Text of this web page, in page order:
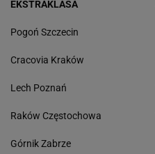
EKSTRAKLASA
Pogoń Szczecin
Cracovia Kraków
Lech Poznań
Raków Częstochowa
Górnik Zabrze